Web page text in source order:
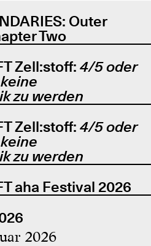
Outer
Two
Zell:stoff: 4/5 oder
zu werden
Zell:stoff: 4/5 oder
zu werden
aha Festival 2026
2026